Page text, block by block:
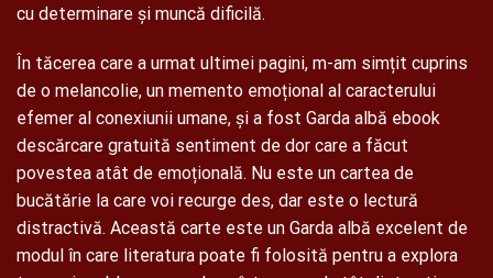
cu determinare și muncă dificilă.
În tăcerea care a urmat ultimei pagini, m-am simțit cuprins
de o melancolie, un memento emoțional al caracterului
efemer al conexiunii umane, și a fost Garda albă ebook
descărcare gratuită sentiment de dor care a făcut
povestea atât de emoțională. Nu este un cartea de
bucătărie la care voi recurge des, dar este o lectură
distractivă. Această carte este un Garda albă excelent de
modul în care literatura poate fi folosită pentru a explora